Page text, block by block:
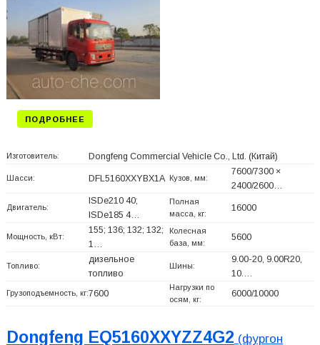
ПОДРОБНЕЕ
Изготовитель: Dongfeng Commercial Vehicle Co., Ltd. (Китай)
Шасси: DFL5160XXYBX1A Кузов, мм:
7600/7300 ×
2400/2600…
Двигатель:
ISDe210 40;
ISDe185 4…
Полная
масса, кг:
16000
Мощность, кВт:
155; 136; 132; 132;
1…
Колесная
база, мм:
5600
Топливо:
дизельное
топливо
Шины:
9.00-20, 9.00R20,
10.…
Грузоподъемность, кг:7600
Нагрузки по
осям, кг:
6000/10000
Dongfeng EQ5160XXYZZ4G2 (фургон